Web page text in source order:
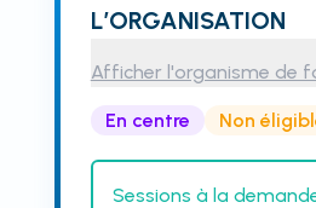
L’ORGANISATION
Afficher l'organisme de
En centre Non
Sessions à la